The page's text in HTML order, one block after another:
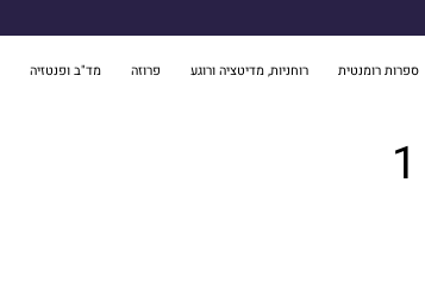
ספרות רומנטית רוחניות, מדיטציה ורוגע פרוזה מד"ב ופנטזיה